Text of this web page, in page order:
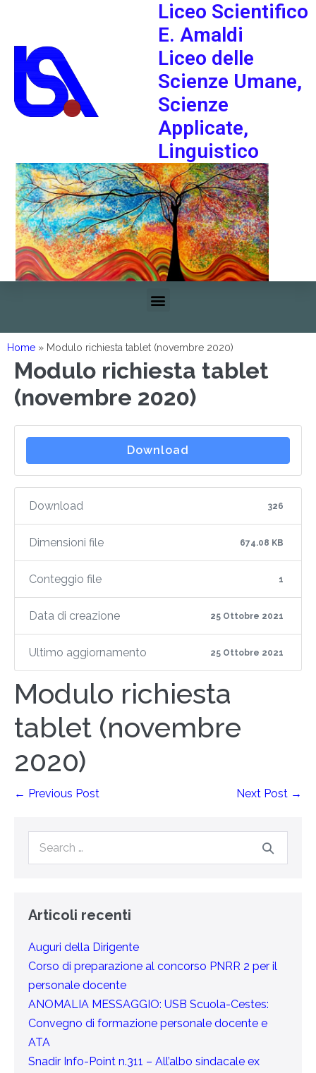
Liceo Scientifico
E. Amaldi
Liceo delle
Scienze Umane,
Scienze
Applicate,
Linguistico
Home » Modulo richiesta tablet (novembre 2020)
Modulo richiesta tablet
(novembre 2020)
Download
Download 326
Dimensioni file 674.08 KB
Conteggio file 1
Data di creazione 25 Ottobre 2021
Ultimo aggiornamento 25 Ottobre 2021
Modulo richiesta
tablet (novembre
2020)
← Previous Post Next Post →
Articoli recenti
Auguri della Dirigente
Corso di preparazione al concorso PNRR 2 per il
personale docente
ANOMALIA MESSAGGIO: USB Scuola-Cestes:
Convegno di formazione personale docente e
ATA
Snadir Info-Point n.311 – All’albo sindacale ex